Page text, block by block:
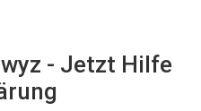
- Jetzt Hilfe